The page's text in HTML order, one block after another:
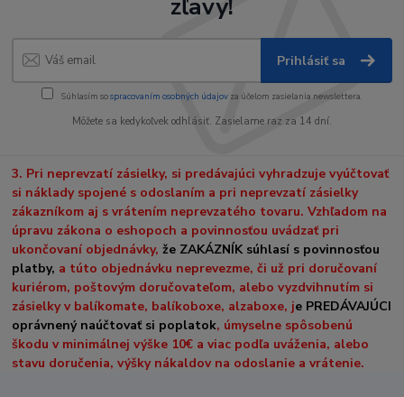
Prihlásiť sa
Súhlasím sospracovaním osobných údajov za účelom zasielania newslettera.
Môžete sa kedykoľvek odhlásiť. Zasielame raz za 14 dní.
3. Pri neprevzatí zásielky, si predávajúci vyhradzuje vyúčtovať
si náklady spojené s odoslaním a pri neprevzatí zásielky
zákazníkom aj s vrátením neprevzatého tovaru. Vzhľadom na
úpravu zákona o eshopoch a povinnosťou uvádzať pri
ukončovaní objednávky,že ZAKÁZNÍK súhlasí s povinnosťou
platby, a túto objednávku neprevezme, či už pri doručovaní
kuriérom, poštovým doručovateľom, alebo vyzdvihnutím si
zásielky v balíkomate, balíkoboxe, alzaboxe, je PREDÁVAJÚCI
oprávnený naúčtovať si poplatok, úmyselne spôsobenú
škodu v minimálnej výške 10€ a viac podľa uváženia, alebo
stavu doručenia, výšky nákaldov na odoslanie a vrátenie.